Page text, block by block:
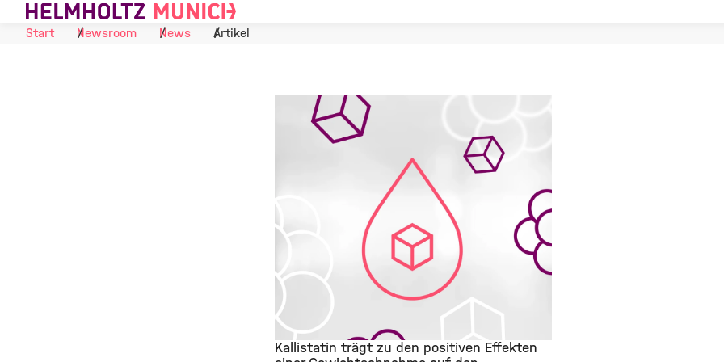
Skip to Content
Start
Newsroom News Artikel
Kallistatin trägt zu den positiven Effekten